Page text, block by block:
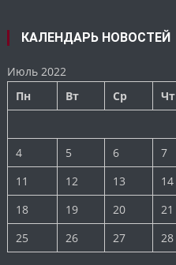
КАЛЕНДАРЬ НОВОСТЕЙ
Июль 2022
Пн
Вт Ср Чт
4
5 6 7
11
12 13 14
18
19 20 21
25
26 27 28